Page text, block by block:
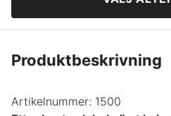
M
L
XL
Produktbeskrivning
Artikelnummer: 1500